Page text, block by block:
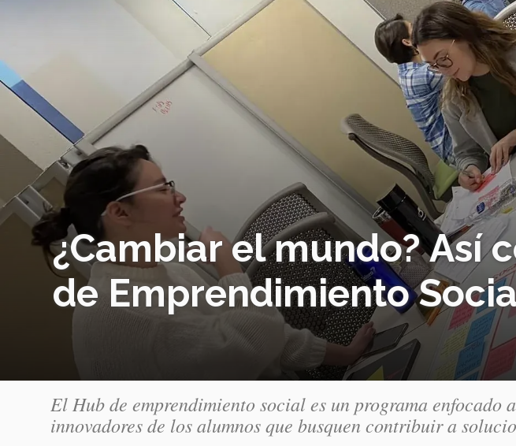
¿Cambiar el mundo? Así
de Emprendimiento
El Hub de emprendimiento social es un programa enfocado
innovadores de los alumnos que busquen contribuir a